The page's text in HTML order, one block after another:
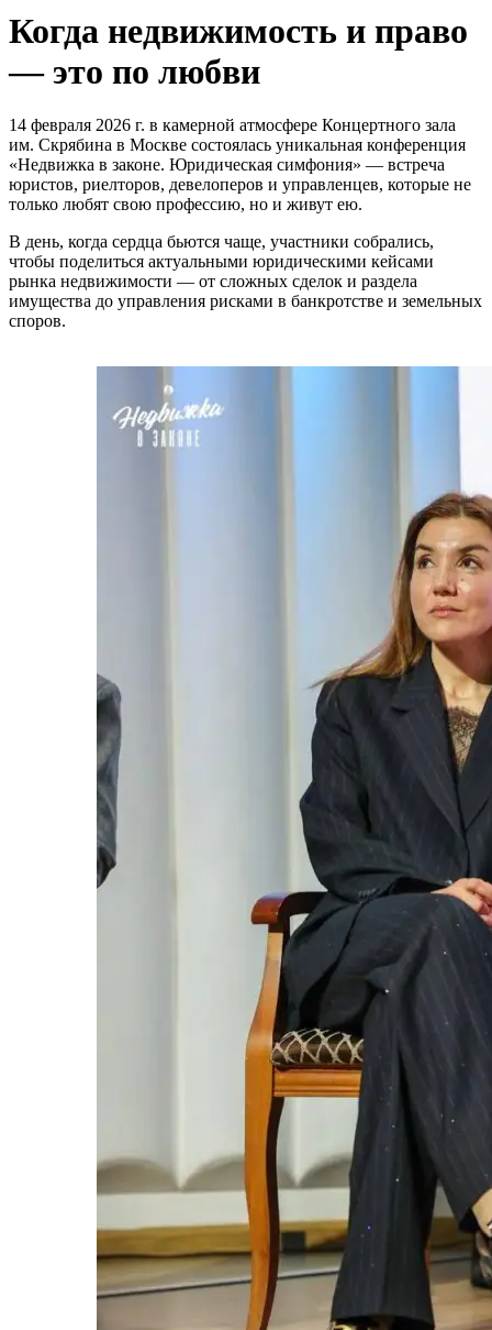
Когда недвижимость и право
— это по любви
14 февраля 2026 г. в камерной атмосфере Концертного зала
им. Скрябина в Москве состоялась уникальная конференция
«Недвижка в законе. Юридическая симфония» — встреча
юристов, риелторов, девелоперов и управленцев, которые не
только любят свою профессию, но и живут ею.
В день, когда сердца бьются чаще, участники собрались,
чтобы поделиться актуальными юридическими кейсами
рынка недвижимости — от сложных сделок и раздела
имущества до управления рисками в банкротстве и земельных
споров.